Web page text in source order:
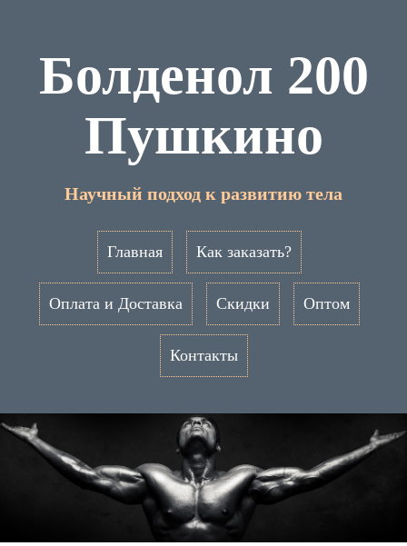
Болденол 200
Пушкино
Научный подход к развитию тела
Главная Как заказать?
Оплата и Доставка Скидки Оптом
Контакты